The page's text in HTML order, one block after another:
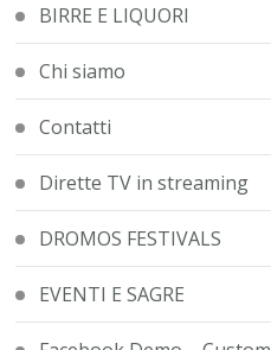
BIRRE E LIQUORI
Chi siamo
Contatti
Dirette TV in streaming
DROMOS FESTIVALS
EVENTI E SAGRE